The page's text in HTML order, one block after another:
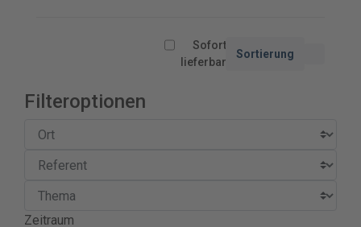
Sofort
lieferbar
Sortierung
Filteroptionen
Zeitraum